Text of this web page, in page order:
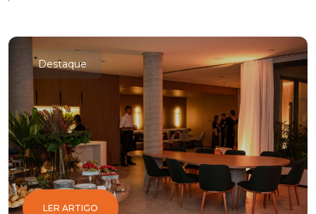
Destaque
LER ARTIGO